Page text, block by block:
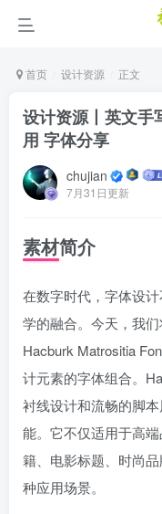
首页 设计资源 正文
设计资源丨英文手
用 字体分享
chujian
7月31日更新
素材简介
在数字时代，字体设
学的融合。今天，我
Hacburk Matrositia
计元素的字体组合。
衬线设计和流畅的脚
能。它不仅适用于高
籍、电影标题、时尚
种应用场景。
其它方式登